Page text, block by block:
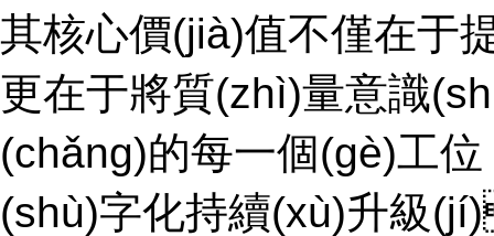
其核心價(jià)值不僅在于
更在于將質(zhì)量意識
(chǎng)的每一個(gè)工位
(shù)字化持續(xù)升級